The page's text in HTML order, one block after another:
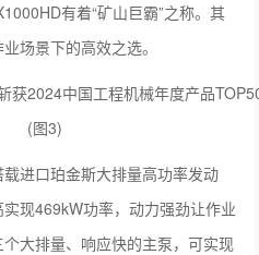
有着“矿山巨霸”之称。其
场景下的高效之选。
进口珀金斯大排量高功率发动
现469kW功率，动力强劲让作业
大排量、响应快的主泵，可实现